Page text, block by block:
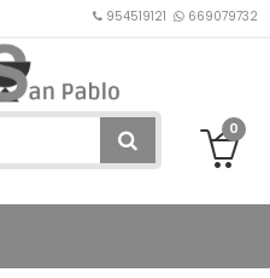
954519121 669079732
0